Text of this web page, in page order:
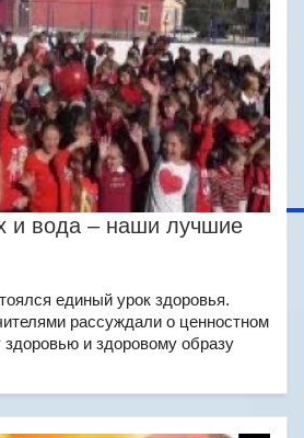
и вода – наши лучшие
единый урок здоровья.
рассуждали о ценностном
и здоровому образу